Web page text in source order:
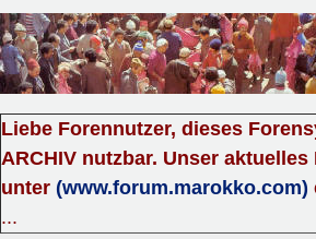
Liebe Forennutzer, dieses
ARCHIV nutzbar. Unser
unter (www.forum.marokko.com)
...